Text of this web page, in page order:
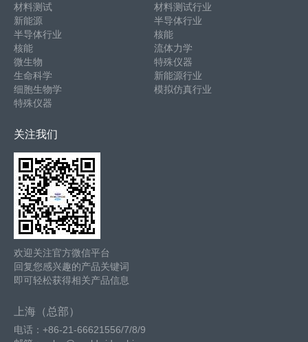
材料测试
新能源
半导体行业
核能
微生物
生命科学
细胞生物学
特殊仪器
材料测试行业
半导体行业
核能
流体力学
特殊仪器
新能源行业
模拟仿真行业
关注我们
欢迎关注官方微信平台
回复您感兴趣的产品关键词
即可轻松获得相关产品信息
上海（总部）
电话：+86-21-66621556/7/8/9